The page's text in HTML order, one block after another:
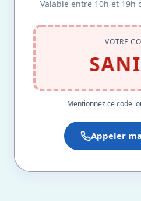
Valable entre 10h et
VOTRE
Mentionnez ce code
Appeler